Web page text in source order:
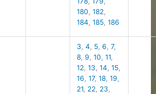
180,182,
184,185,186
3,4, 5,6,7,
8, 9,10,11,
12,13,14,15,
16,17,18,19,
21, 22, 23,